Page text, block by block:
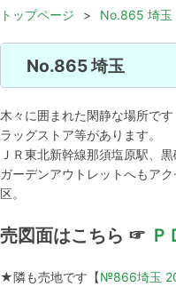
トップページ > No.865 埼玉
No.865 埼玉
木々に囲まれた閑静な場所で
ラッグストア等があります。
ＪＲ東北新幹線那須塩原駅、
ガーデンアウトレットへもア
区。
売図面はこちら ☞ Ｐ
★隣も売地です【№866埼玉